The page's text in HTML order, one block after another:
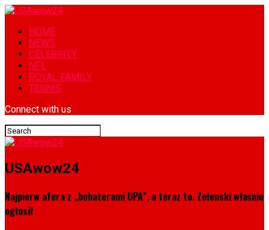
HOME
NEWS
CELEBRITY
NFL
ROYAL FAMILY
TENNIS
Connect with us
USAwow24
Najpierw afera z „bohaterami UPA”, a teraz to. Zełenski właśnie
ogłosił